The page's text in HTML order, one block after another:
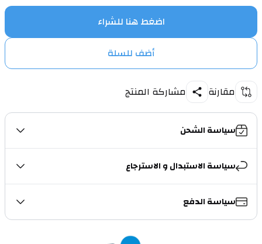
اضغط هنا للشراء
أضف للسلة
مقارنة مشاركة المنتج
سياسة الشحن
سياسة الاستبدال و الاسترجاع
سياسة الدفع